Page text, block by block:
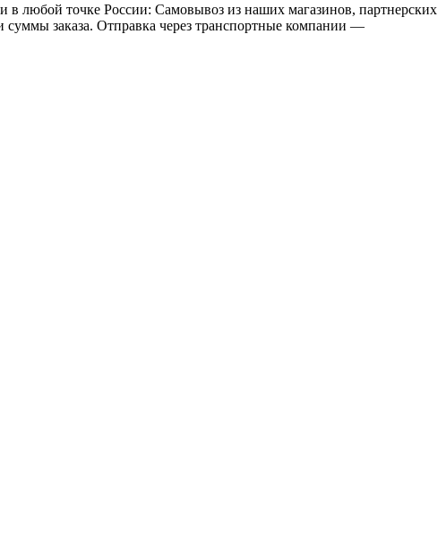
в любой точке России: Самовывоз из наших магазинов, партнерских
суммы заказа. Отправка через транспортные компании —